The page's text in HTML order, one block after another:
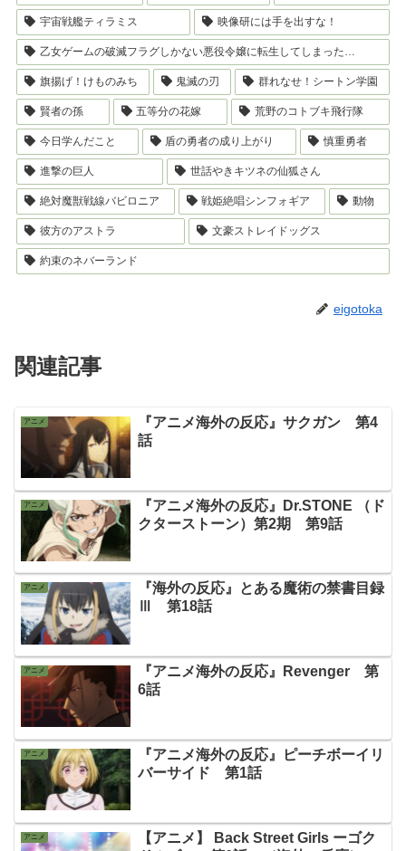
宇宙戦艦ティラミス 映像研には手を出すな！
乙女ゲームの破滅フラグしかない悪役令嬢に転生してしまった…
旗揚げ！けものみち 鬼滅の刃 群れなせ！シートン学園
賢者の孫 五等分の花嫁 荒野のコトブキ飛行隊
今日学んだこと 盾の勇者の成り上がり 慎重勇者
進撃の巨人 世話やきキツネの仙狐さん
絶対魔獣戦線バビロニア 戦姫絶唱シンフォギア 動物
彼方のアストラ 文豪ストレイドッグス
約束のネバーランド
eigotoka
関連記事
アニメ
『アニメ海外の反応』サクガン 第4
話
アニメ
『アニメ海外の反応』Dr.STONE （ド
クターストーン）第2期 第9話
アニメ
『海外の反応』とある魔術の禁書目録
Ⅲ 第18話
アニメ
『アニメ海外の反応』Revenger 第
6話
アニメ
『アニメ海外の反応』ピーチボーイリ
バーサイド 第1話
アニメ
【アニメ】 Back Street Girls ーゴク